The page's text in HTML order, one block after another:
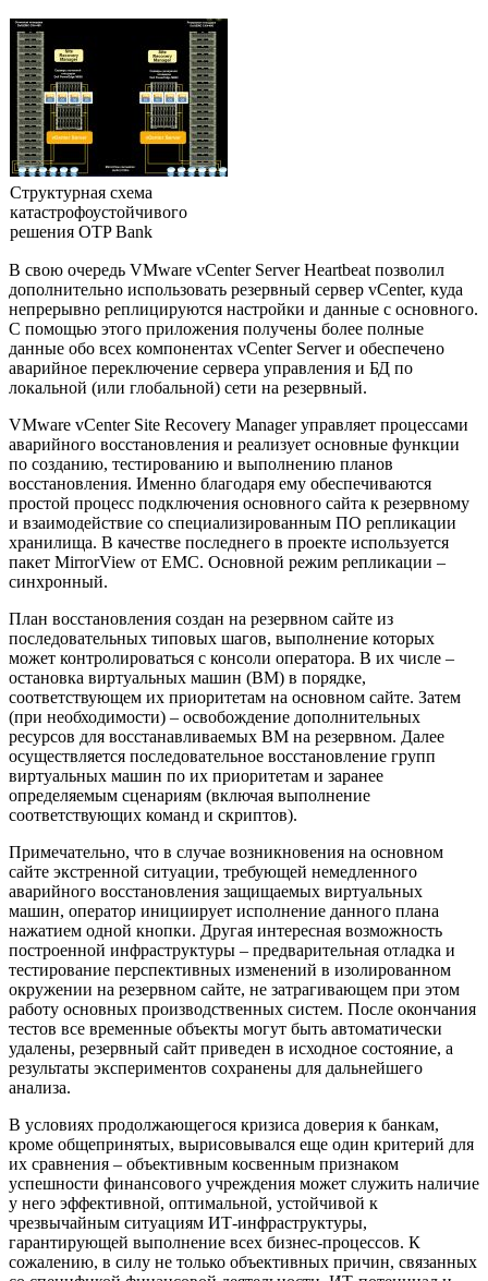
Структурная схема
катастрофоустойчивого
решения OTP Bank
В свою очередь VMware vCenter Server Heartbeat позволил
дополнительно использовать резервный сервер vCenter, куда
непрерывно реплицируются настройки и данные с основного.
С помощью этого приложения получены более полные
данные обо всех компонентах vCenter Server и обеспечено
аварийное переключение сервера управления и БД по
локальной (или глобальной) сети на резервный.
VMware vCenter Site Recovery Manager управляет процессами
аварийного восстановления и реализует основные функции
по созданию, тестированию и выполнению планов
восстановления. Именно благодаря ему обеспечиваются
простой процесс подключения основного сайта к резервному
и взаимодействие со специализированным ПО репликации
хранилища. В качестве последнего в проекте используется
пакет MirrorView от EMC. Основной режим репликации –
синхронный.
План восстановления создан на резервном сайте из
последовательных типовых шагов, выполнение которых
может контролироваться с консоли оператора. В их числе –
остановка виртуальных машин (ВМ) в порядке,
соответствующем их приоритетам на основном сайте. Затем
(при необходимости) – освобождение дополнительных
ресурсов для восстанавливаемых ВМ на резервном. Далее
осуществляется последовательное восстановление групп
виртуальных машин по их приоритетам и заранее
определяемым сценариям (включая выполнение
соответствующих команд и скриптов).
Примечательно, что в случае возникновения на основном
сайте экстренной ситуации, требующей немедленного
аварийного восстановления защищаемых виртуальных
машин, оператор инициирует исполнение данного плана
нажатием одной кнопки. Другая интересная возможность
построенной инфраструктуры – предварительная отладка и
тестирование перспективных изменений в изолированном
окружении на резервном сайте, не затрагивающем при этом
работу основных производственных систем. После окончания
тестов все временные объекты могут быть автоматически
удалены, резервный сайт приведен в исходное состояние, а
результаты экспериментов сохранены для дальнейшего
анализа.
В условиях продолжающегося кризиса доверия к банкам,
кроме общепринятых, вырисовывался еще один критерий для
их сравнения – объективным косвенным признаком
успешности финансового учреждения может служить наличие
у него эффективной, оптимальной, устойчивой к
чрезвычайным ситуациям ИТ-инфраструктуры,
гарантирующей выполнение всех бизнес-процессов. К
сожалению, в силу не только объективных причин, связанных